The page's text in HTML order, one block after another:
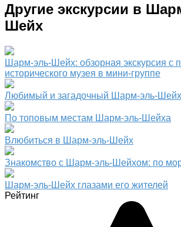
Другие экскурсии в
Шейх
Шарм-эль-Шейх: обзорная экскурсия с
исторического музея в мини-группе
Любимый и загадочный Шарм-эль-Шейх
По топовым местам Шарм-эль-Шейха
Влюбиться в Шарм-эль-Шейх
Знакомство с Шарм-эль-Шейхом: по
Шарм-эль-Шейх глазами его жителей
Рейтинг